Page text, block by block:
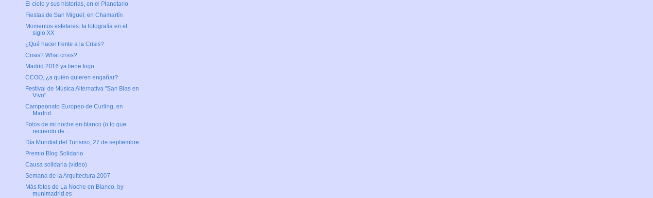
El cielo y sus historias, en el Planetario
Fiestas de San Miguel, en Chamartín
Momentos estelares: la fotografía en el
siglo XX
¿Qué hacer frente a la Crisis?
Crisis? What crisis?
Madrid 2016 ya tiene logo
CCOO, ¿a quién quieren engañar?
Festival de Música Alternativa "San Blas en
Vivo"
Campeonato Europeo de Curling, en
Madrid
Fotos de mi noche en blanco (o lo que
recuerdo de ...
Día Mundial del Turismo, 27 de septiembre
Premio Blog Solidario
Causa solidaria (vídeo)
Semana de la Arquitectura 2007
Más fotos de La Noche en Blanco, by
munimadrid.es